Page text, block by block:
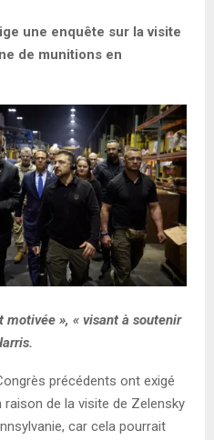
une enquête sur la visite
de munitions en
», « visant à soutenir
précédents ont exigé
de la visite de Zelensky
car cela pourrait